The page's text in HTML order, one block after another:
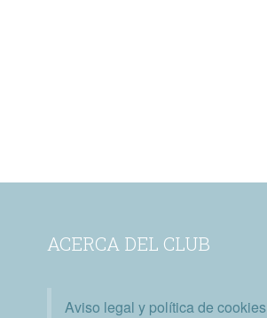
ACERCA DEL CLUB
Aviso legal y política de cookies